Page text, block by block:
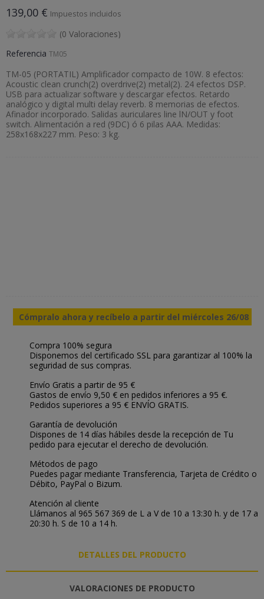
139,00 € Impuestos incluidos
(0 Valoraciones)
Referencia TM05
TM-05 (PORTATIL) Amplificador compacto de 10W. 8 efectos:
Acoustic clean crunch(2) overdrive(2) metal(2). 24 efectos DSP.
USB para actualizar software y descargar efectos. Retardo
analógico y digital multi delay reverb. 8 memorias de efectos.
Afinador incorporado. Salidas auriculares line lN/OUT y foot
switch. Alimentación a red (9DC) ó 6 pilas AAA. Medidas:
258x168x227 mm. Peso: 3 kg.
Cómpralo ahora y recíbelo a partir del miércoles 26/08
Compra 100% segura
Disponemos del certificado SSL para garantizar al 100% la
seguridad de sus compras.
Envío Gratis a partir de 95 €
Gastos de envío 9,50 € en pedidos inferiores a 95 €.
Pedidos superiores a 95 € ENVÍO GRATIS.
Garantía de devolución
Dispones de 14 días hábiles desde la recepción de Tu
pedido para ejecutar el derecho de devolución.
Métodos de pago
Puedes pagar mediante Transferencia, Tarjeta de Crédito o
Débito, PayPal o Bizum.
Atención al cliente
Llámanos al 965 567 369 de L a V de 10 a 13:30 h. y de 17 a
20:30 h. S de 10 a 14 h.
DETALLES DEL PRODUCTO
VALORACIONES DE PRODUCTO